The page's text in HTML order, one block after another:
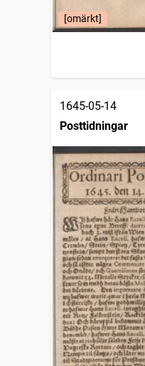
[omärkt]
1645-05-14
Posttidningar